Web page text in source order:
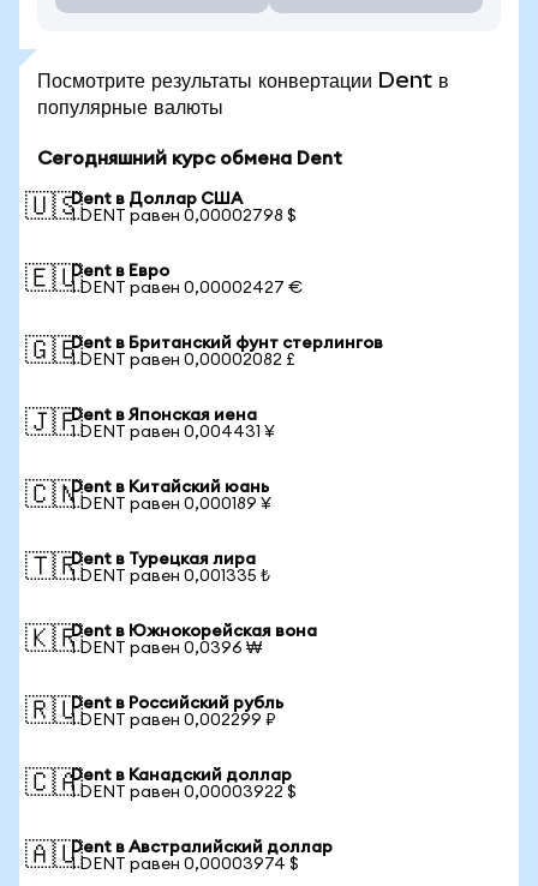
Посмотрите результаты конвертации Dent в
популярные валюты
Сегодняшний курс обмена Dent
🇺🇸Dent в Доллар США
1 DENT равен 0,00002798 $
🇪🇺Dent в Евро
1 DENT равен 0,00002427 €
🇬🇧Dent в Британский фунт стерлингов
1 DENT равен 0,00002082 £
🇯🇵Dent в Японская иена
1 DENT равен 0,004431 ¥
🇨🇳Dent в Китайский юань
1 DENT равен 0,000189 ¥
🇹🇷Dent в Турецкая лира
1 DENT равен 0,001335 ₺
🇰🇷Dent в Южнокорейская вона
1 DENT равен 0,0396 ₩
🇷🇺Dent в Российский рубль
1 DENT равен 0,002299 ₽
🇨🇦Dent в Канадский доллар
1 DENT равен 0,00003922 $
🇦🇺Dent в Австралийский доллар
1 DENT равен 0,00003974 $